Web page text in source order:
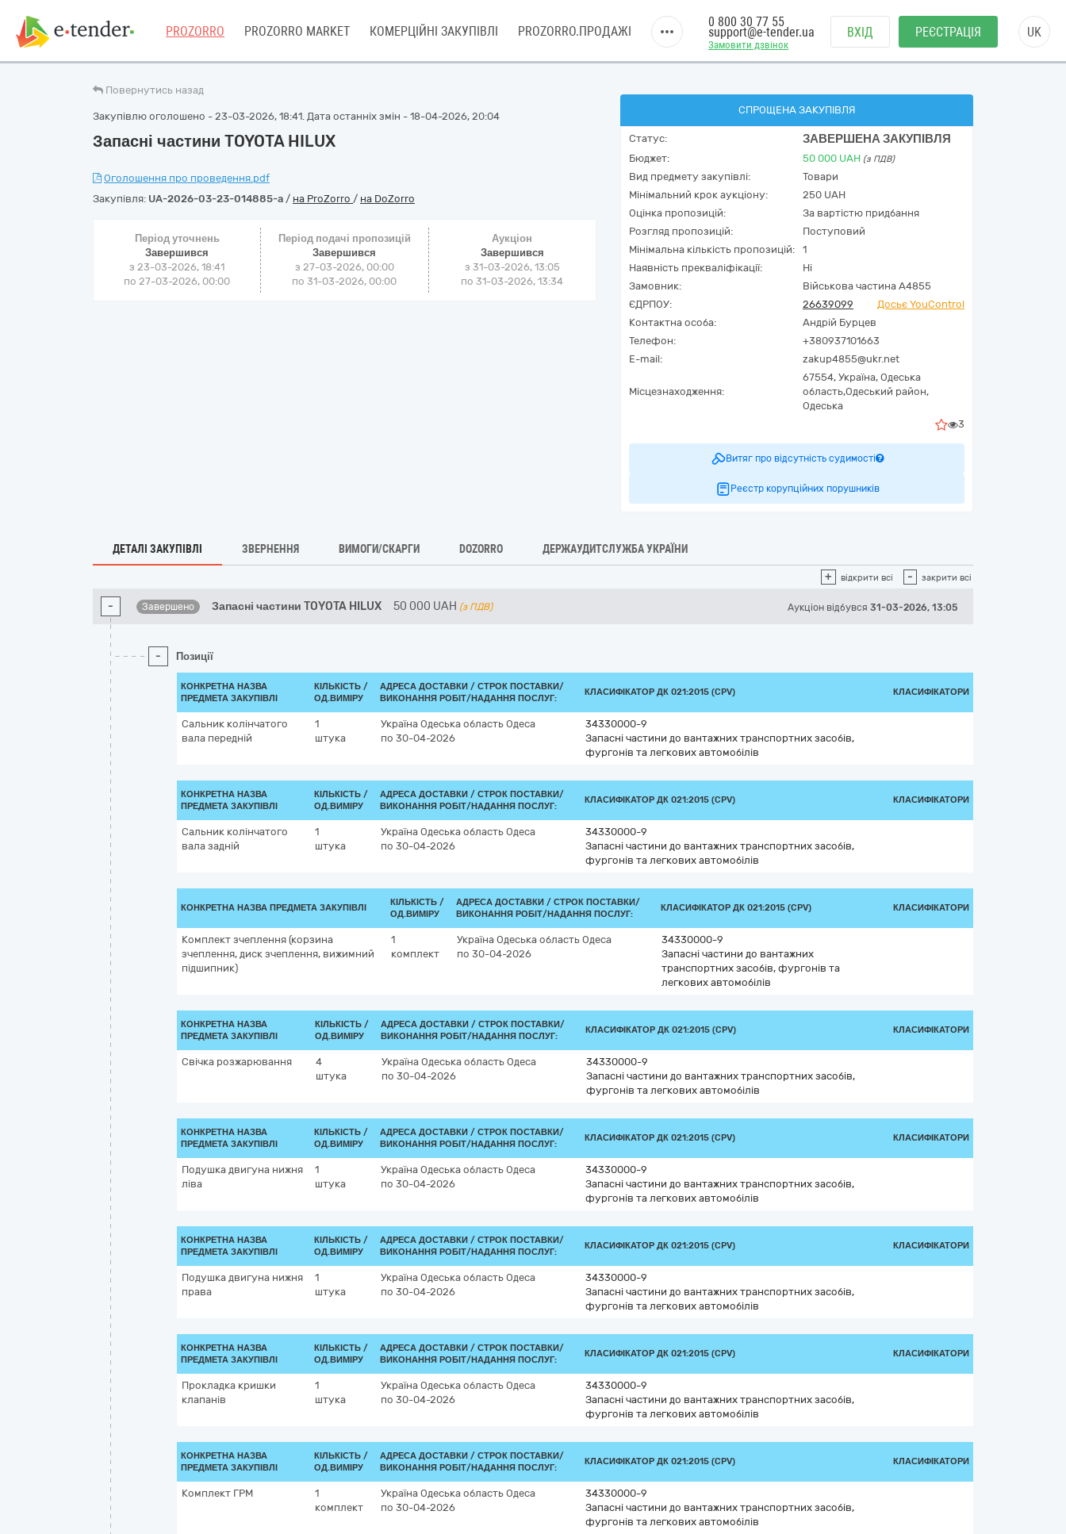
PROZORRO PROZORRO MARKET КОМЕРЦІЙНІ ЗАКУПІВЛІ PROZORRO.ПРОДАЖІ
Замовити дзвінок
0 800 30 77 55
support@e-tender.ua ВХІД РЕЄСТРАЦІЯ UK
Повернутись назад
Закупівлю оголошено - 23-03-2026, 18:41. Дата останніх змін - 18-04-2026, 20:04
Запасні частини TOYOTA HILUX
Оголошення про проведення.pdf
Закупівля: UA-2026-03-23-014885-a / на ProZorro / на DoZorro
Період уточнень
Завершився
з 23-03-2026, 18:41
по 27-03-2026, 00:00
Період подачі пропозицій
Завершився
з 27-03-2026, 00:00
по 31-03-2026, 00:00
Аукціон
Завершився
з 31-03-2026, 13:05
по31-03-2026, 13:34
СПРОЩЕНА ЗАКУПІВЛЯ
Статус: ЗАВЕРШЕНА ЗАКУПІВЛЯ
Бюджет: 50 000 UAH (з ПДВ)
Вид предмету закупівлі:
Товари
Мінімальний крок аукціону:
250 UAH
Оцінка пропозицій:
За вартістю придбання
Розгляд пропозицій:
Поступовий
Мінімальна кількість пропозицій:
1
Наявність прекваліфікації:
Ні
Замовник:
Військова частина А4855
ЄДРПОУ:
26639099
Досьє YouControl
Контактна особа:
Андрій Бурцев
Телефон:
+380937101663
E-mail:
zakup4855@ukr.net
Місцезнаходження:
67554, Україна, Одеська
область,Одеський район,
Одеська
3
Витяг про відсутність судимості
Реєстр корупційних порушників
ДЕТАЛІ ЗАКУПІВЛІ ЗВЕРНЕННЯ ВИМОГИ/СКАРГИ DOZORRO ДЕРЖАУДИТСЛУЖБА УКРАЇНИ
+ відкрити всі - закрити всі
- Завершено Запасні частини TOYOTA HILUX 50 000 UAH (з ПДВ) Аукціон відбувся 31-03-2026, 13:05
- Позиції
КОНКРЕТНА НАЗВА
ПРЕДМЕТА ЗАКУПІВЛІ
КІЛЬКІСТЬ /
ОД.ВИМІРУ
АДРЕСА ДОСТАВКИ / СТРОК ПОСТАВКИ/
ВИКОНАННЯ РОБІТ/НАДАННЯ ПОСЛУГ:
КЛАСИФІКАТОР ДК 021:2015 (CPV) КЛАСИФІКАТОРИ
Сальник колінчатого
вала передній
1
штука
Україна Одеська область Одеса
по 30-04-2026
34330000-9
Запасні частини до вантажних транспортних засобів,
фургонів та легкових автомобілів
КОНКРЕТНА НАЗВА
ПРЕДМЕТА ЗАКУПІВЛІ
КІЛЬКІСТЬ /
ОД.ВИМІРУ
АДРЕСА ДОСТАВКИ / СТРОК ПОСТАВКИ/
ВИКОНАННЯ РОБІТ/НАДАННЯ ПОСЛУГ:
КЛАСИФІКАТОР ДК 021:2015 (CPV) КЛАСИФІКАТОРИ
Сальник колінчатого
вала задній
1
штука
Україна Одеська область Одеса
по 30-04-2026
34330000-9
Запасні частини до вантажних транспортних засобів,
фургонів та легкових автомобілів
КОНКРЕТНА НАЗВА ПРЕДМЕТА ЗАКУПІВЛІ
КІЛЬКІСТЬ /
ОД.ВИМІРУ
АДРЕСА ДОСТАВКИ / СТРОК ПОСТАВКИ/
ВИКОНАННЯ РОБІТ/НАДАННЯ ПОСЛУГ:
КЛАСИФІКАТОР ДК 021:2015 (CPV) КЛАСИФІКАТОРИ
Комплект зчеплення (корзина
зчеплення, диск зчеплення, вижимний
підшипник)
1
комплект
Україна Одеська область Одеса
по 30-04-2026
34330000-9
Запасні частини до вантажних
транспортних засобів, фургонів та
легкових автомобілів
КОНКРЕТНА НАЗВА
ПРЕДМЕТА ЗАКУПІВЛІ
КІЛЬКІСТЬ /
ОД.ВИМІРУ
АДРЕСА ДОСТАВКИ / СТРОК ПОСТАВКИ/
ВИКОНАННЯ РОБІТ/НАДАННЯ ПОСЛУГ:
КЛАСИФІКАТОР ДК 021:2015 (CPV) КЛАСИФІКАТОРИ
Свічка розжарювання
4
штука
Україна Одеська область Одеса
по 30-04-2026
34330000-9
Запасні частини до вантажних транспортних засобів,
фургонів та легкових автомобілів
КОНКРЕТНА НАЗВА
ПРЕДМЕТА ЗАКУПІВЛІ
КІЛЬКІСТЬ /
ОД.ВИМІРУ
АДРЕСА ДОСТАВКИ / СТРОК ПОСТАВКИ/
ВИКОНАННЯ РОБІТ/НАДАННЯ ПОСЛУГ:
КЛАСИФІКАТОР ДК 021:2015 (CPV) КЛАСИФІКАТОРИ
Подушка двигуна нижня
ліва
1
штука
Україна Одеська область Одеса
по 30-04-2026
34330000-9
Запасні частини до вантажних транспортних засобів,
фургонів та легкових автомобілів
КОНКРЕТНА НАЗВА
ПРЕДМЕТА ЗАКУПІВЛІ
КІЛЬКІСТЬ /
ОД.ВИМІРУ
АДРЕСА ДОСТАВКИ / СТРОК ПОСТАВКИ/
ВИКОНАННЯ РОБІТ/НАДАННЯ ПОСЛУГ:
КЛАСИФІКАТОР ДК 021:2015 (CPV) КЛАСИФІКАТОРИ
Подушка двигуна нижня
права
1
штука
Україна Одеська область Одеса
по 30-04-2026
34330000-9
Запасні частини до вантажних транспортних засобів,
фургонів та легкових автомобілів
КОНКРЕТНА НАЗВА
ПРЕДМЕТА ЗАКУПІВЛІ
КІЛЬКІСТЬ /
ОД.ВИМІРУ
АДРЕСА ДОСТАВКИ / СТРОК ПОСТАВКИ/
ВИКОНАННЯ РОБІТ/НАДАННЯ ПОСЛУГ:
КЛАСИФІКАТОР ДК 021:2015 (CPV) КЛАСИФІКАТОРИ
Прокладка кришки
клапанів
1
штука
Україна Одеська область Одеса
по 30-04-2026
34330000-9
Запасні частини до вантажних транспортних засобів,
фургонів та легкових автомобілів
КОНКРЕТНА НАЗВА
ПРЕДМЕТА ЗАКУПІВЛІ
КІЛЬКІСТЬ /
ОД.ВИМІРУ
АДРЕСА ДОСТАВКИ / СТРОК ПОСТАВКИ/
ВИКОНАННЯ РОБІТ/НАДАННЯ ПОСЛУГ:
КЛАСИФІКАТОР ДК 021:2015 (CPV) КЛАСИФІКАТОРИ
Комплект ГРМ
1
комплект
Україна Одеська область Одеса
по 30-04-2026
34330000-9
Запасні частини до вантажних транспортних засобів,
фургонів та легкових автомобілів